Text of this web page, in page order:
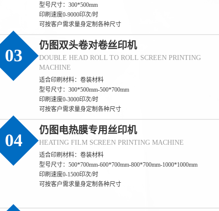
型号尺寸：300*500mm
印刷速度0-9000印次/时
可按客户需求量身定制各种尺寸
03
仍图双头卷对卷丝印机
DOUBLE HEAD ROLL TO ROLL SCREEN PRINTING
MACHINE
适合印刷材料：卷装材料
型号尺寸：300*500mm-500*700mm
印刷速度0-3000印次/时
可按客户需求量身定制各种尺寸
04
仍图电热膜专用丝印机
HEATING FILM SCREEN PRINTING MACHINE
适合印刷材料：卷装材料
型号尺寸：500*700mm-600*700mm-800*700mm-1000*1000mm
印刷速度0-1500印次/时
可按客户需求量身定制各种尺寸
(仍图)丝印过程中如何保证标签的防伪效果
(仍图) 保证标签防伪效果一致性的核心，是**聚焦防伪特性（如光
变、荧光、微缩文字等）的全流程管控**，通过锁定防伪材料性
伪识别效果完全统一。 一、源头锁定：防伪材料的性能一致性是基